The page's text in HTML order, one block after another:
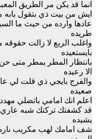
انما قد يكن مر الطريق
ايش من بيت ذي بتقول بابه
عادها وارده من حيث ما
طريده
واغلب الربع لا زالت
بايستعيده
بانتظار المطر يمطر متى
الا رعيده
والفرج بايجي ذي قلت لي
صعيده
اعلم انك امامي باتضلي
قد كشفتك تركتك شبه
يشيده
شف امامك لهب مكريب ناره